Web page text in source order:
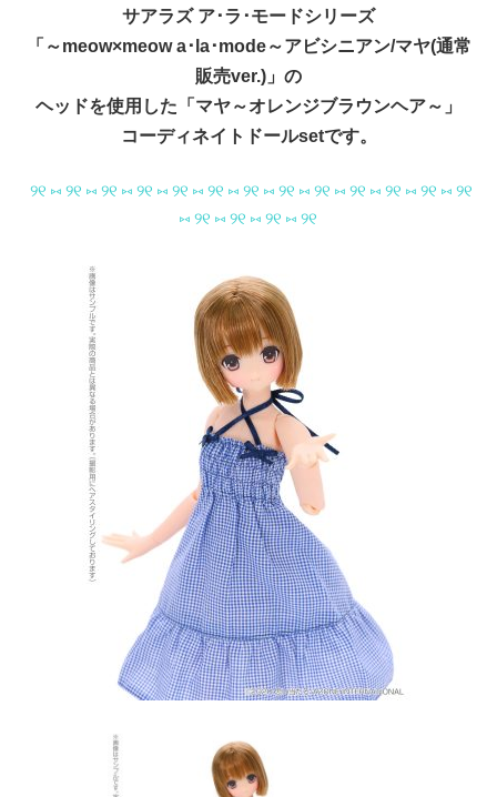
サアラズ ア･ラ･モードシリーズ
「～meow×meow a･la･mode～アビシニアン/マヤ(通常
販売ver.)」の
ヘッドを使用した「マヤ～オレンジブラウンヘア～」
コーディネイトドールsetです。
୨୧ ⑅ ୨୧ ⑅ ୨୧ ⑅ ୨୧ ⑅ ୨୧ ⑅ ୨୧ ⑅ ୨୧ ⑅ ୨୧ ⑅ ୨୧ ⑅ ୨୧ ⑅ ୨୧ ⑅ ୨୧ ⑅ ୨୧
⑅ ୨୧ ⑅ ୨୧ ⑅ ୨୧ ⑅ ୨୧